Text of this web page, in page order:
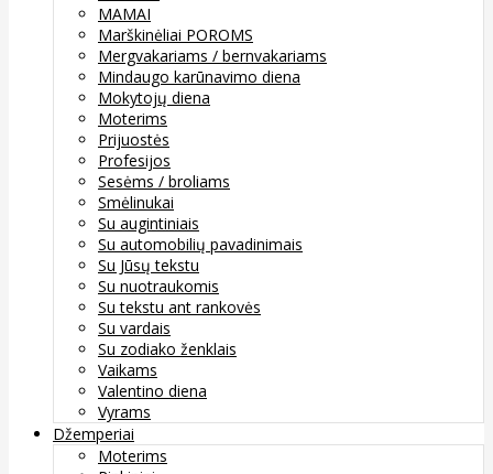
MAMAI
Marškinėliai POROMS
Mergvakariams / bernvakariams
Mindaugo karūnavimo diena
Mokytojų diena
Moterims
Prijuostės
Profesijos
Sesėms / broliams
Smėlinukai
Su augintiniais
Su automobilių pavadinimais
Su Jūsų tekstu
Su nuotraukomis
Su tekstu ant rankovės
Su vardais
Su zodiako ženklais
Vaikams
Valentino diena
Vyrams
Džemperiai
Moterims